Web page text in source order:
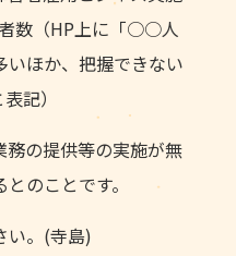
数（HP上に「○○人
いほか、把握できない
記）
務の提供等の実施が無
のことです。
い。(寺島)